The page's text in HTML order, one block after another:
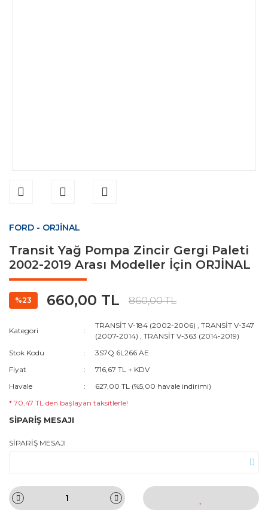
FORD - ORJİNAL
Transit Yağ Pompa Zincir Gergi Paleti
2002-2019 Arası Modeller İçin ORJİNAL
%23 660,00 TL 860,00 TL
Kategori
TRANSİT V-184 (2002-2006) ,TRANSİT V-347
(2007-2014) ,TRANSİT V-363 (2014-2019)
Stok Kodu
3S7Q 6L266 AE
Fiyat
716,67 TL + KDV
Havale
627,00 TL (%5,00 havale indirimi)
* 70,47 TL den başlayan taksitlerle!
SİPARİŞ MESAJI
SİPARİŞ MESAJI